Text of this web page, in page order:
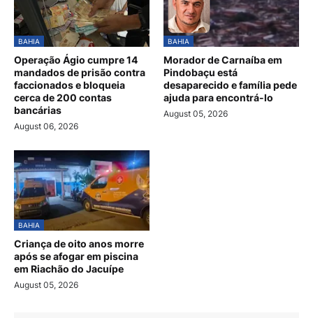
BAHIA
Operação Ágio cumpre 14
mandados de prisão contra
faccionados e bloqueia
cerca de 200 contas
bancárias
August 06, 2026
BAHIA
Morador de Carnaíba em
Pindobaçu está
desaparecido e família pede
ajuda para encontrá-lo
August 05, 2026
BAHIA
Criança de oito anos morre
após se afogar em piscina
em Riachão do Jacuípe
August 05, 2026